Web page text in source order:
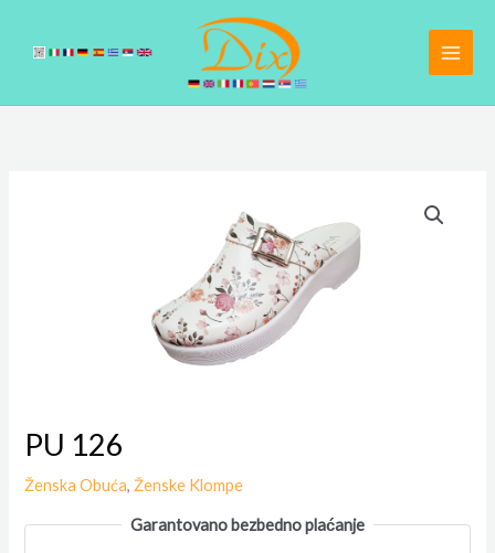
PU 126
Ženska Obuća, Ženske Klompe
Garantovano bezbedno plaćanje